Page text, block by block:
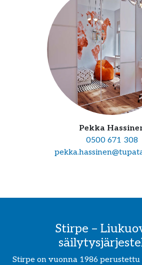
Pekka
0500 671 308
Stirpe –
Stirpe on vuonna 1986